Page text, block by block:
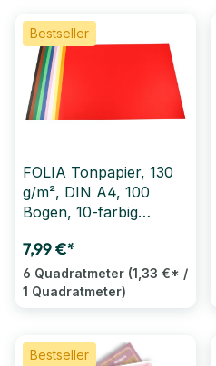
Bestseller
FOLIA Tonpapier, 130
g/m², DIN A4, 100
Bogen, 10-farbig
7,99 €*
6 Quadratmeter (1,33 €* /
1 Quadratmeter)
Bestseller